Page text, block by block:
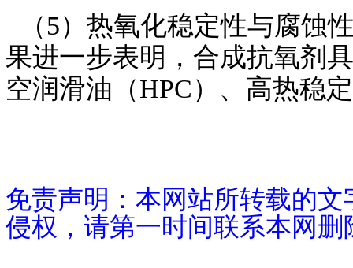
（5）热氧化稳定性与腐蚀
果进一步表明，合成抗氧剂
空润滑油（HPC）、高热稳
免责声明：本网站所转载的
侵权，请第一时间联系本网删